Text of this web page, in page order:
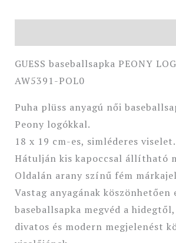
GUESS baseballsapka PEONY
AW5391-POL0
Puha plüss anyagú női
Peony logókkal.
18 x 19 cm-es, simléderes viselet.
Hátulján kis kapoccsal állítható
Oldalán arany színű fém
Vastag anyagának köszönhetően
baseballsapka megvéd a
divatos és modern megjelenést